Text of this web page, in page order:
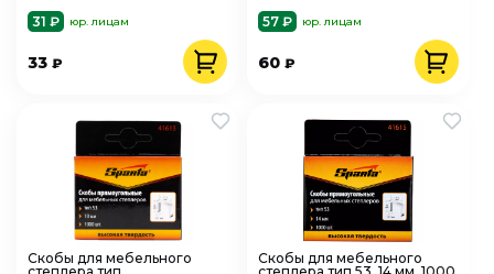
31 ₽
юр. лицам
33 ₽
57 ₽
юр. лицам
60₽
Скобы для мебельного
Скобы для мебельного